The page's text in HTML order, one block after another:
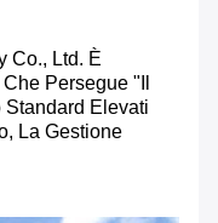
Co., Ltd. È
Persegue "il
Standard Elevati
La Gestione